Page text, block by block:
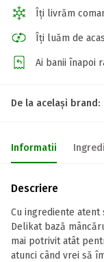
Îți livrăm
Îți luăm de
Ai banii înapoi
De la același brand:
Informatii
Descriere
Cu ingrediente atent
Delikat bază
mai potrivit atât
atunci când vrei să